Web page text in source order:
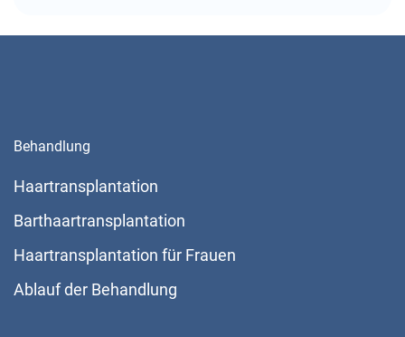
Behandlung
Haartransplantation
Barthaartransplantation
Haartransplantation für Frauen
Ablauf der Behandlung